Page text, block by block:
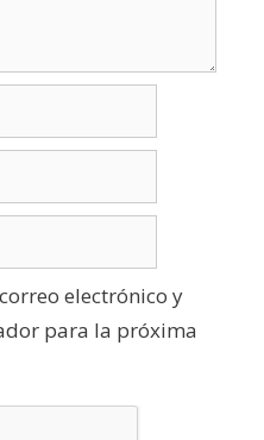
electrónico y
para la próxima